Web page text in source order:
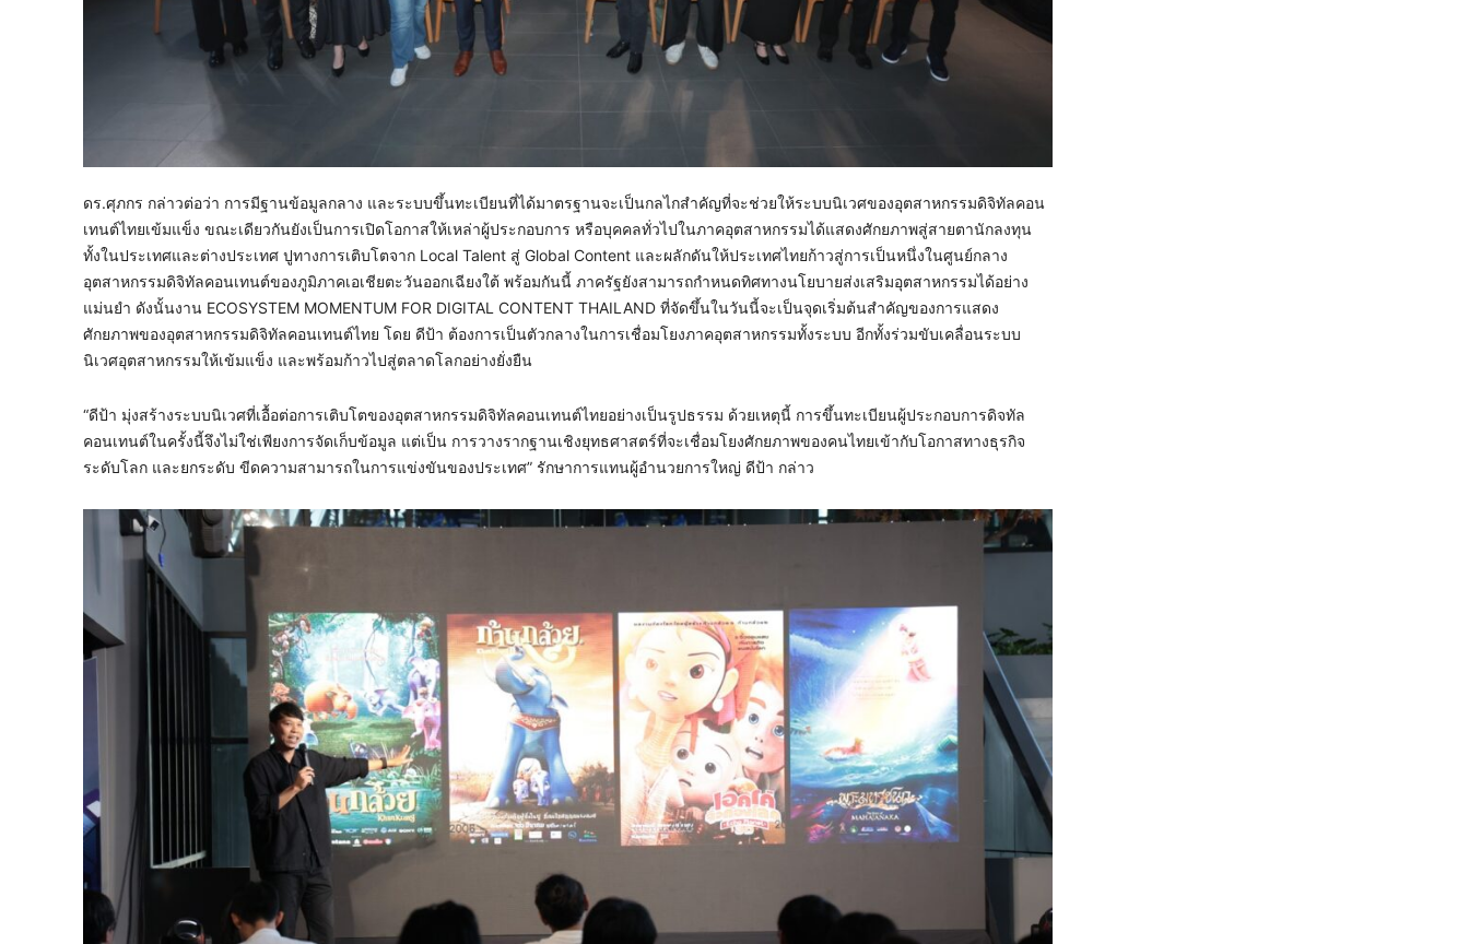
ดร.ศุภกร กล่าวต่อว่า การมีฐานข้อมูลกลาง และระบบขึ้นทะเบียนที่ได้มาตรฐานจะเป็นกลไกสำคัญที่จะช่วยให้ระบบนิเวศของอุตสาหกรรมดิจิทัลคอน
เทนต์ไทยเข้มแข็ง ขณะเดียวกันยังเป็นการเปิดโอกาสให้เหล่าผู้ประกอบการ หรือบุคคลทั่วไปในภาคอุตสาหกรรมได้แสดงศักยภาพสู่สายตานักลงทุน
ทั้งในประเทศและต่างประเทศ ปูทางการเติบโตจาก Local Talent สู่ Global Content และผลักดันให้ประเทศไทยก้าวสู่การเป็นหนึ่งในศูนย์กลาง
อุตสาหกรรมดิจิทัลคอนเทนต์ของภูมิภาคเอเชียตะวันออกเฉียงใต้ พร้อมกันนี้ ภาครัฐยังสามารถกำหนดทิศทางนโยบายส่งเสริมอุตสาหกรรมได้อย่าง
แม่นยำ ดังนั้นงาน ECOSYSTEM MOMENTUM FOR DIGITAL CONTENT THAILAND ที่จัดขึ้นในวันนี้จะเป็นจุดเริ่มต้นสำคัญของการแสดง
ศักยภาพของอุตสาหกรรมดิจิทัลคอนเทนต์ไทย โดย ดีป้า ต้องการเป็นตัวกลางในการเชื่อมโยงภาคอุตสาหกรรมทั้งระบบ อีกทั้งร่วมขับเคลื่อนระบบ
นิเวศอุตสาหกรรมให้เข้มแข็ง และพร้อมก้าวไปสู่ตลาดโลกอย่างยั่งยืน
“ดีป้า มุ่งสร้างระบบนิเวศที่เอื้อต่อการเติบโตของอุตสาหกรรมดิจิทัลคอนเทนต์ไทยอย่างเป็นรูปธรรม ด้วยเหตุนี้ การขึ้นทะเบียนผู้ประกอบการดิจทัล
คอนเทนต์ในครั้งนี้จึงไม่ใช่เพียงการจัดเก็บข้อมูล แต่เป็น การวางรากฐานเชิงยุทธศาสตร์ที่จะเชื่อมโยงศักยภาพของคนไทยเข้ากับโอกาสทางธุรกิจ
ระดับโลก และยกระดับ ขีดความสามารถในการแข่งขันของประเทศ” รักษาการแทนผู้อำนวยการใหญ่ ดีป้า กล่าว